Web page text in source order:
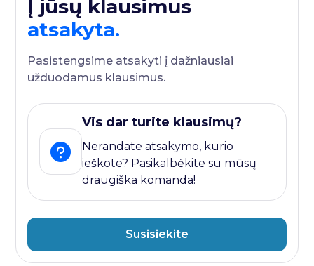
Į jūsų klausimus
atsakyta.
Pasistengsime atsakyti į dažniausiai
užduodamus klausimus.
Vis dar turite klausimų?
Nerandate atsakymo, kurio
ieškote? Pasikalbėkite su mūsų
draugiška komanda!
Susisiekite